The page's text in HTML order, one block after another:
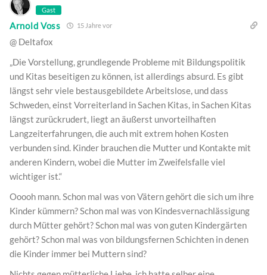
Gast
Arnold Voss 15 Jahre vor
@ Deltafox
„Die Vorstellung, grundlegende Probleme mit Bildungspolitik
und Kitas beseitigen zu können, ist allerdings absurd. Es gibt
längst sehr viele bestausgebildete Arbeitslose, und dass
Schweden, einst Vorreiterland in Sachen Kitas, in Sachen Kitas
längst zurückrudert, liegt an äußerst unvorteilhaften
Langzeiterfahrungen, die auch mit extrem hohen Kosten
verbunden sind. Kinder brauchen die Mutter und Kontakte mit
anderen Kindern, wobei die Mutter im Zweifelsfalle viel
wichtiger ist.“
Ooooh mann. Schon mal was von Vätern gehört die sich um ihre
Kinder kümmern? Schon mal was von Kindesvernachlässigung
durch Mütter gehört? Schon mal was von guten Kindergärten
gehört? Schon mal was von bildungsfernen Schichten in denen
die Kinder immer bei Muttern sind?